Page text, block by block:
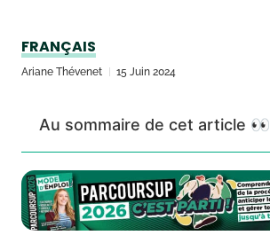
FRANÇAIS
Ariane Thévenet 15 Juin 2024
Au sommaire de cet article 👀